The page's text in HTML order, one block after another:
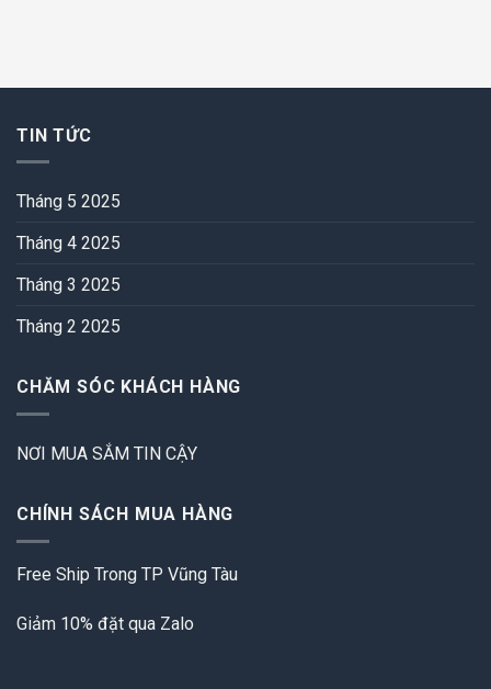
TIN TỨC
Tháng 5 2025
Tháng 4 2025
Tháng 3 2025
Tháng 2 2025
CHĂM SÓC KHÁCH HÀNG
NƠI MUA SẮM TIN CẬY
CHÍNH SÁCH MUA HÀNG
Free Ship Trong TP Vũng Tàu
Giảm 10% đặt qua Zalo